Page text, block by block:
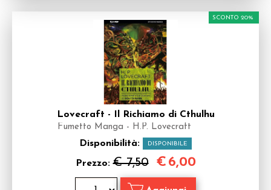
Lovecraft - Il Richiamo di Cthulhu
Fumetto Manga - H.P. Lovecraft
Disponibilità: DISPONIBILE
Prezzo:€ 7,50
SCONTO 20%
€ 6,00